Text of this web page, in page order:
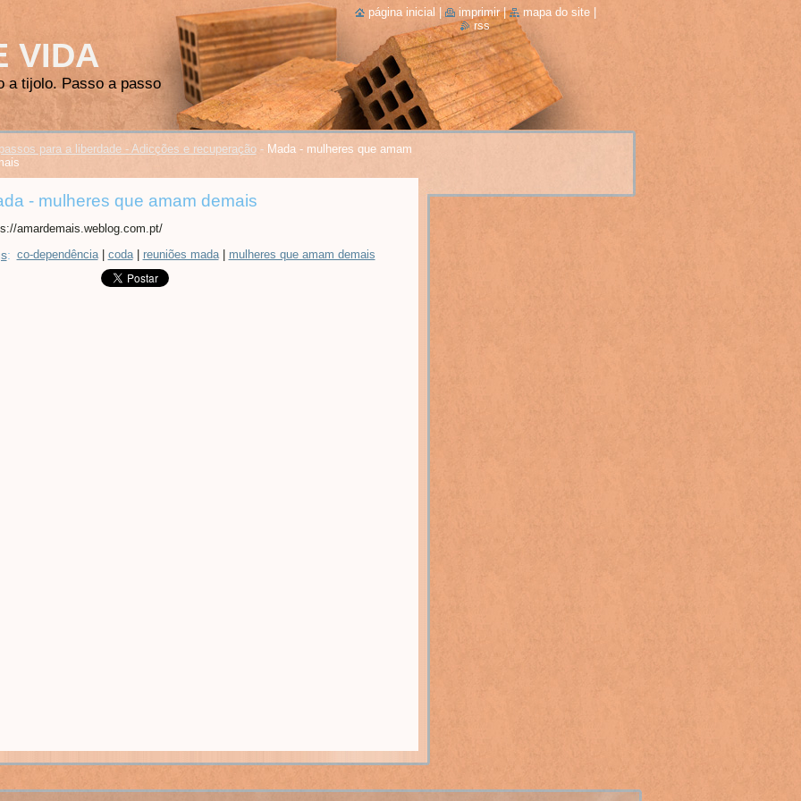
VIDA
a tijolo. Passo a passo
para a liberdade - Adicções e recuperação - Mada - mulheres que amam
- mulheres que amam demais
amardemais.weblog.com.pt/
: co-dependência coda reuniões mada mulheres que amam demais
página inicial imprimir | mapa do site
rss